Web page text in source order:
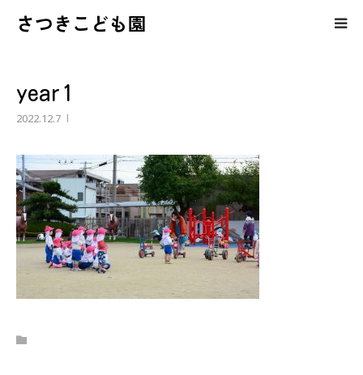
さつきこども園
year1
2022.12.7さつきこども園の紹介
園児募集・育児相談